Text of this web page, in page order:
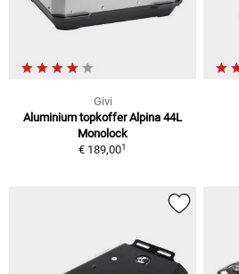
Givi
Aluminium topkoffer Alpina 44L
Monolock
€ 189,001